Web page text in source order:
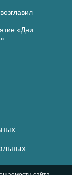
«Дни